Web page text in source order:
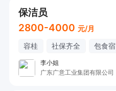
保洁员
2800-4000 元/月
容桂 社保齐全 包食宿
李小姐
广东广意工业集团有限公司